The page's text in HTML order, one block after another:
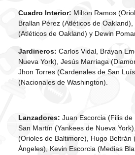
Cuadro Interior: Milton Ramos
Brallan Pérez (Atléticos de
(Atléticos de Oakland) y Dewin
Jardineros: Carlos Vidal, Brayan
Nueva York), Jesús Marriaga
Jhon Torres (Cardenales de San
(Nacionales de Washington).
Lanzadores: Juan Escorcia (Filis
San Martín (Yankees de Nueva
(Orioles de Baltimore), Hugo Beltrán
Ángeles), Kevin Escorcia (Medias